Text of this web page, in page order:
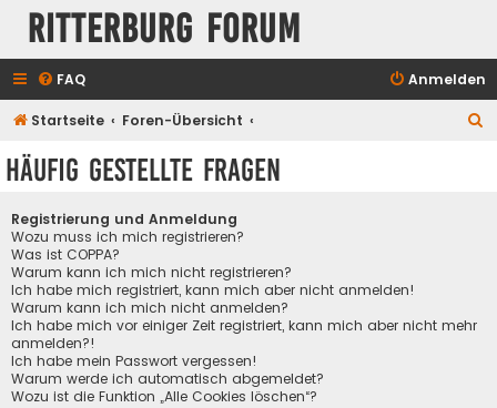
Ritterburg Forum
FAQ Anmelden
Startseite Foren-Übersicht
Häufig gestellte Fragen
Registrierung und Anmeldung
Wozu muss ich mich registrieren?
Was ist COPPA?
Warum kann ich mich nicht registrieren?
Ich habe mich registriert, kann mich aber nicht anmelden!
Warum kann ich mich nicht anmelden?
Ich habe mich vor einiger Zeit registriert, kann mich aber nicht mehr
anmelden?!
Ich habe mein Passwort vergessen!
Warum werde ich automatisch abgemeldet?
Wozu ist die Funktion „Alle Cookies löschen“?